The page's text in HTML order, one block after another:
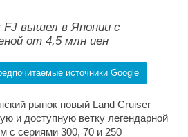
FJ вышел в Японии с
от 4,5 млн иен
источники Google
рынок новый Land Cruiser
и доступную ветку легендарной
с сериями 300, 70 и 250